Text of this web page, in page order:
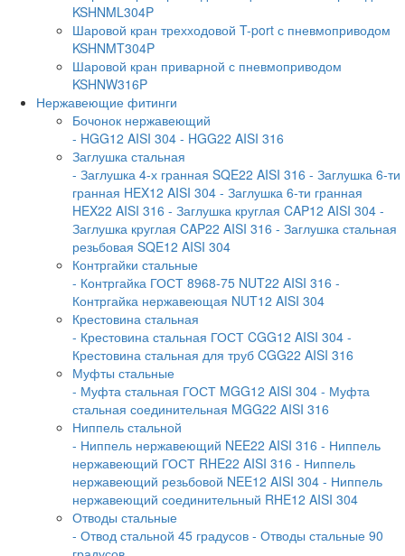
KSHNML304P
Шаровой кран трехходовой T-port с пневмоприводом
KSHNMT304P
Шаровой кран приварной с пневмоприводом
KSHNW316P
Нержавеющие фитинги
Бочонок нержавеющий
- HGG12 AISI 304 - HGG22 AISI 316
Заглушка стальная
- Заглушка 4-х гранная SQE22 AISI 316 - Заглушка 6-ти
гранная HEX12 AISI 304 - Заглушка 6-ти гранная
HEX22 AISI 316 - Заглушка круглая CAP12 AISI 304 -
Заглушка круглая CAP22 AISI 316 - Заглушка стальная
резьбовая SQE12 AISI 304
Контргайки стальные
- Контргайка ГОСТ 8968-75 NUT22 AISI 316 -
Контргайка нержавеющая NUT12 AISI 304
Крестовина стальная
- Крестовина стальная ГОСТ CGG12 AISI 304 -
Крестовина стальная для труб CGG22 AISI 316
Муфты стальные
- Муфта стальная ГОСТ MGG12 AISI 304 - Муфта
стальная соединительная MGG22 AISI 316
Ниппель стальной
- Ниппель нержавеющий NEE22 AISI 316 - Ниппель
нержавеющий ГОСТ RHE22 AISI 316 - Ниппель
нержавеющий резьбовой NEE12 AISI 304 - Ниппель
нержавеющий соединительный RHE12 AISI 304
Отводы стальные
- Отвод стальной 45 градусов - Отводы стальные 90